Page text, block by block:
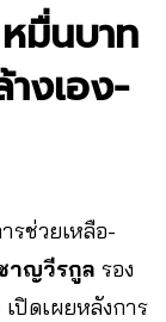
มื่นบาท
างเอง-
รช่วยเหลือ-
าญวีรกูล รอง
ปิดเผยหลังการ